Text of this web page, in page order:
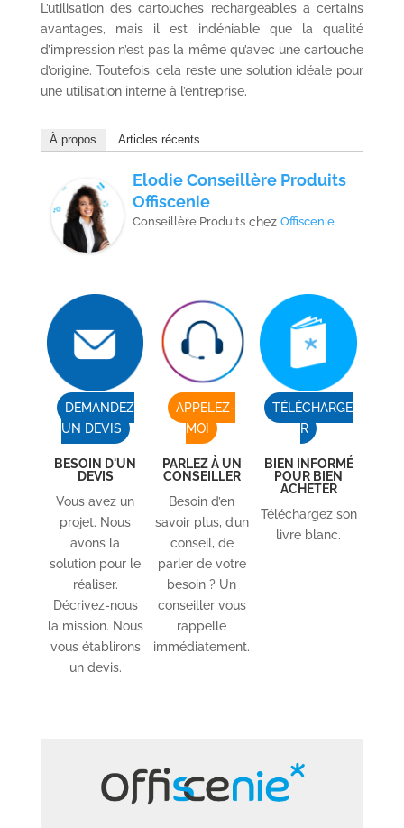
L’utilisation des cartouches rechargeables a certains
avantages, mais il est indéniable que la qualité
d’impression n’est pas la même qu’avec une cartouche
d’origine. Toutefois, cela reste une solution idéale pour
une utilisation interne à l’entreprise.
À propos Articles récents
Elodie Conseillère Produits
Offiscenie
Conseillère Produitschez Offiscenie
DEMANDEZ
UN DEVIS
BESOIN D'UN
DEVIS
Vous avez un
projet. Nous
avons la
solution pour le
réaliser.
Décrivez-nous
la mission. Nous
vous établirons
un devis.
APPELEZ-
MOI
PARLEZ À UN
CONSEILLER
Besoin d’en
savoir plus, d’un
conseil, de
parler de votre
besoin ? Un
conseiller vous
rappelle
immédiatement.
TÉLÉCHARGE
R
BIEN INFORMÉ
POUR BIEN
ACHETER
Téléchargez son
livre blanc.